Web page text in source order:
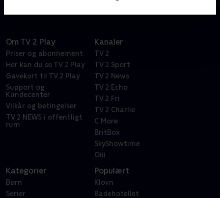
Om TV 2 Play
Priser og abonnement
Her kan du se TV 2 Play
Gavekort til TV 2 Play
Support og
Kundecenter
Vilkår og betingelser
TV 2 NEWS i offentligt
rum
Kanaler
TV 2
TV 2 Sport
TV 2 News
TV 2 Echo
TV 2 Fri
TV 2 Charlie
C More
BritBox
SkyShowtime
Oiii
Kategorier
Børn
Serier
Populært
Klovn
Badehotellet